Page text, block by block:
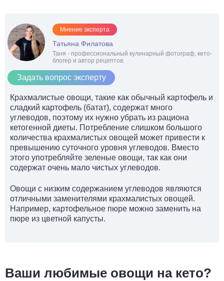
Мнение эксперта
Татьяна Филатова
Таня - профессиональный кулинарный фотограф, кето-
блогер и автор рецептов.
Задать вопрос эксперту
Крахмалистые овощи, такие как обычный картофель и
сладкий картофель (батат), содержат много
углеводов, поэтому их нужно убрать из рациона
кетогенной диеты. Потребление слишком большого
количества крахмалистых овощей может привести к
превышению суточного уровня углеводов. Вместо
этого употребляйте зеленые овощи, так как они
содержат очень мало чистых углеводов.
Овощи с низким содержанием углеводов являются
отличными заменителями крахмалистых овощей.
Например, картофельное пюре можно заменить на
пюре из цветной капусты.
Ваши любимые овощи на кето?